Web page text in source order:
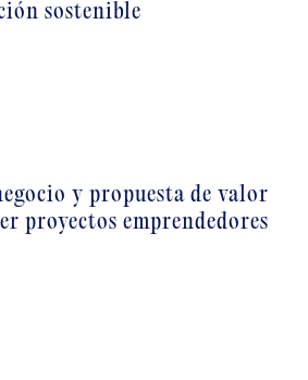
sostenible
y propuesta de valor
proyectos emprendedores